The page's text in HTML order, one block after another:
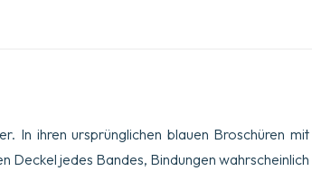
In ihren ursprünglichen blauen Broschüren mit
jedes Bandes, Bindungen wahrscheinlich